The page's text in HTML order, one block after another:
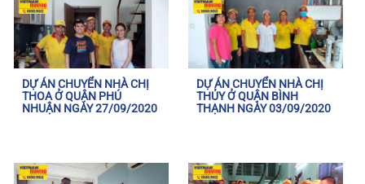
DỰ ÁN CHUYỂN NHÀ CHỊ
THOA Ở QUẬN PHÚ
NHUẬN NGÀY 27/09/2020
DỰ ÁN CHUYỂN NHÀ CHỊ
THỦY Ở QUẬN BÌNH
THẠNH NGÀY 03/09/2020